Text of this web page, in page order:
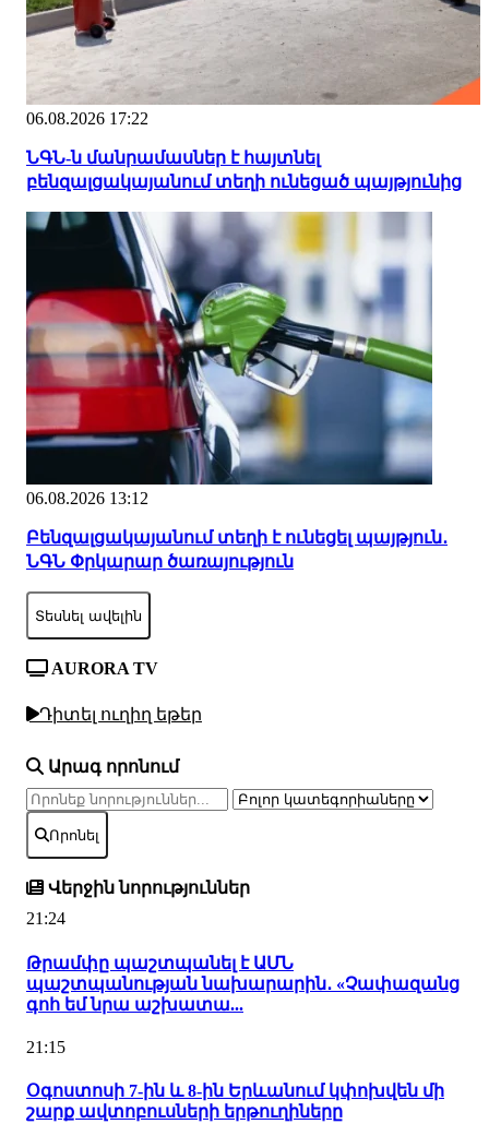
06.08.2026 17:22
ՆԳՆ-ն մանրամասներ է հայտնել
բենզալցակայանում տեղի ունեցած պայթյունից
06.08.2026 13:12
Բենզալցակայանում տեղի է ունեցել պայթյուն․
ՆԳՆ Փրկարար ծառայություն
Տեսնել ավելին
AURORA TV
Դիտել ուղիղ եթեր
Արագ որոնում
Որոնել
Վերջին նորություններ
21:24
Թրամփը պաշտպանել է ԱՄՆ
պաշտպանության նախարարին․ «Չափազանց
գոհ եմ նրա աշխատա...
21:15
Օգոստոսի 7-ին և 8-ին Երևանում կփոխվեն մի
շարք ավտոբուսների երթուղիները